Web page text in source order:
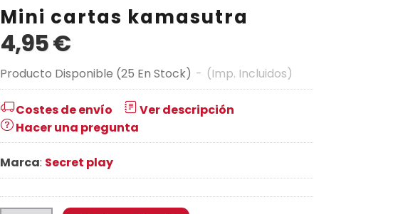
Mini cartas kamasutra
4,95 €
Producto Disponible (25 En Stock) - (Imp. Incluidos)
Costes de envío
Ver descripción
Hacer una pregunta
Marca: Secret play